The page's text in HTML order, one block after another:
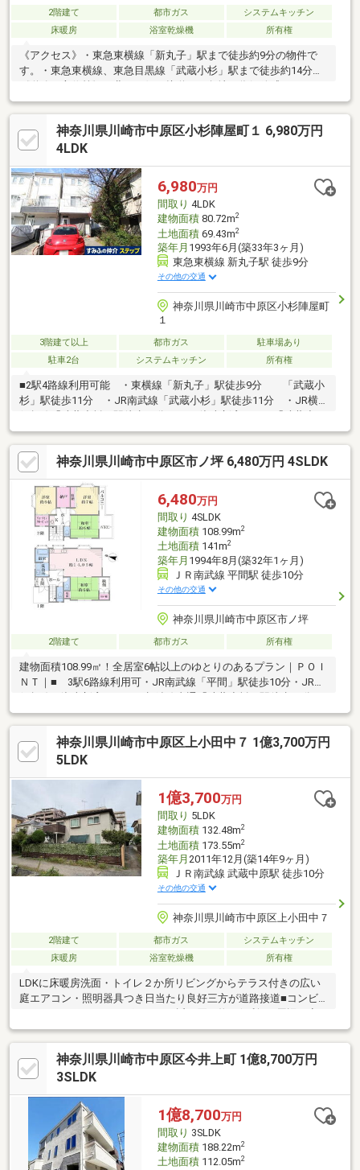
2階建て 都市ガス
システムキッチン
床暖房
浴室乾燥機 所有権
《アクセス》・東急東横線「新丸子」駅まで徒歩約9分の物件で
す。・東急東横線、東急目黒線「武蔵小杉」駅まで徒歩約14分
《道路・方位等》・北、西側に接道する角地の為解放感がありま
す。《室内の特徴》・旭化成ホームズ株式会社 設計・施工・
LDKは約18.3畳。壁面にはエコカラットを設置しており消臭、除
湿効果があります。・各室には、豊富な収納があります。・2階リ
ビングダイニングには大きな窓と天窓がありとても明るく開放的
でBBQなども楽しめます。《駐車場》・カースペースは水栓がつ
いており、洗車が可能です。
神奈川県川崎市中原区小杉陣屋町１ 6,980万円
4LDK
6,980万円
間取り 4LDK
建物面積80.72m2
土地面積69.43m2
築年月 1993年6月(築33年3ヶ月)
東急東横線 新丸子駅 徒歩9分
その他の交通
神奈川県川崎市中原区小杉陣屋町
１
3階建て以上 都市ガス
駐車場あり
駐車2台
システムキッチン 所有権
■2駅4路線利用可能 ・東横線「新丸子」駅徒歩9分 「武蔵小
杉」駅徒歩11分 ・JR南武線「武蔵小杉」駅徒歩11分 ・JR横
杉」駅徒歩17分◇土地面積:69.43㎡◇建物面積：80.72㎡◇間取
り：4LDK◇木造3階建
神奈川県川崎市中原区市ノ坪 6,480万円 4SLDK
6,480万円
間取り 4SLDK
建物面積108.99m2
土地面積141m2
築年月 1994年8月(築32年1ヶ月)
ＪＲ南武線 平間駅 徒歩10分
その他の交通
神奈川県川崎市中原区市ノ坪
2階建て 都市ガス 所有権
建物面積108.99㎡！全居室6帖以上のゆとりのあるプラン｜ＰＯＩ
ＮＴ｜■ 3駅6路線利用可・JR南武線「平間」駅徒歩10分・JR横
須賀線・湘南新宿ライン・相鉄線直通「武蔵小杉」駅徒歩17分・
東急東横線・東急目黒線「元住吉」駅徒歩16分■ 1階和室には縁
側付き■ 2階には季節物の収納に便利な納戸有り■ 浴室・洗面
室には換気に便利な窓有り■ トイレ３ヶ所有り■ 大型商業施設
「グランツリー武蔵小杉」も徒歩圏内
神奈川県川崎市中原区上小田中７ 1億3,700万円
5LDK
1億3,700万円
間取り 5LDK
建物面積132.48m2
土地面積173.55m2
築年月 2011年12月(築14年9ヶ月)
ＪＲ南武線 武蔵中原駅 徒歩10分
その他の交通
神奈川県川崎市中原区上小田中７
2階建て 都市ガス
システムキッチン
床暖房
浴室乾燥機 所有権
LDKに床暖房洗面・トイレ２か所リビングからテラス付きの広い
庭エアコン・照明器具つき日当たり良好三方が道路接道■コンビ
業施設や飲食店多数あり■小学校・中学校も近く、子育てしやす
い環境～株式会社レジデンス～ご所有不動産のご売却、お住まい
のご購入はお任せ下さい。■資金計画について■購入条件について
■税金について・・・等不動産に関することなら、どのようなこ
数取り扱っております。お問い合わせ心よりお待ち申し上げま
神奈川県川崎市中原区今井上町 1億8,700万円
3SLDK
1億8,700万円
間取り 3SLDK
建物面積188.22m2
土地面積112.05m2